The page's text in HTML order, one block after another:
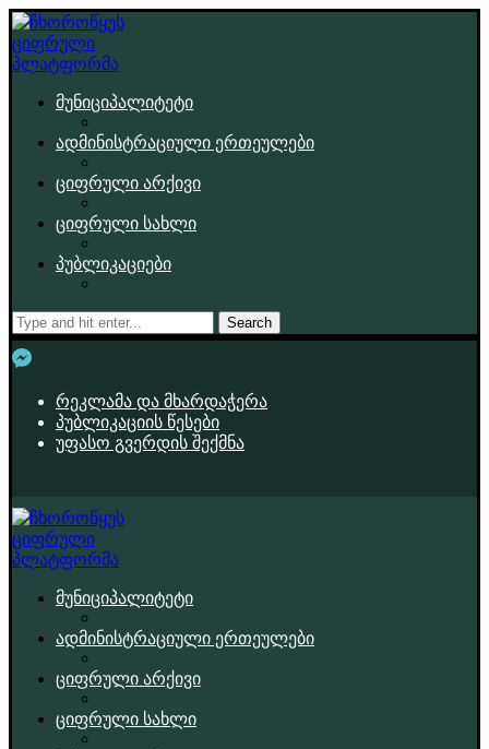
მუნიციპალიტეტი
ადმინისტრაციული ერთეულები
ციფრული არქივი
ციფრული სახლი
პუბლიკაციები
Search
რეკლამა და მხარდაჭერა
პუბლიკაციის წესები
უფასო გვერდის შექმნა
მუნიციპალიტეტი
ადმინისტრაციული ერთეულები
ციფრული არქივი
ციფრული სახლი